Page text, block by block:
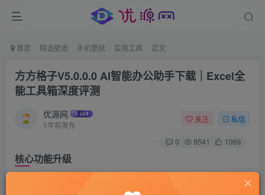
首页 精选壁纸 手机壁纸 实用工具 正文
方方格子V5.0.0.0 AI智能办公助手下载｜Excel全
能工具箱深度评测​
优源网
1年前发布
关注 私信
0 8541 1069
核心功能升级